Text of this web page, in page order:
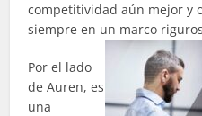
competitividad aún mejor y
siempre en un marco
Por el lado
deAuren, es
una